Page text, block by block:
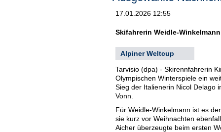
17.01.2026 12:55
Skifahrerin Weidle-
Alpiner Weltcup
Tarvisio (dpa) - Skirennfahrerin
Olympischen Winterspiele ein
Sieg der Italienerin Nicol Delago
Vonn.
Für Weidle-Winkelmann ist es
sie kurz vor Weihnachten
Aicher überzeugte beim ersten